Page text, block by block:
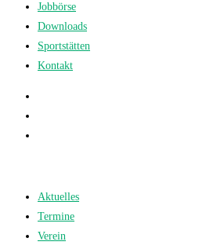
Jobbörse
Downloads
Sportstätten
Kontakt
Aktuelles
Termine
Verein